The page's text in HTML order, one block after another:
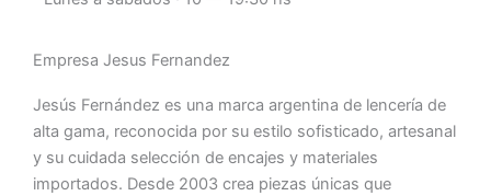
Empresa Jesus Fernandez
Jesús Fernández es una marca argentina de lencería de
alta gama, reconocida por su estilo sofisticado, artesanal
y su cuidada selección de encajes y materiales
importados. Desde 2003 crea piezas únicas que